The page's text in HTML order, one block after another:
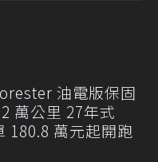
油電版保固
萬公里 27年式
180.8 萬元起開跑